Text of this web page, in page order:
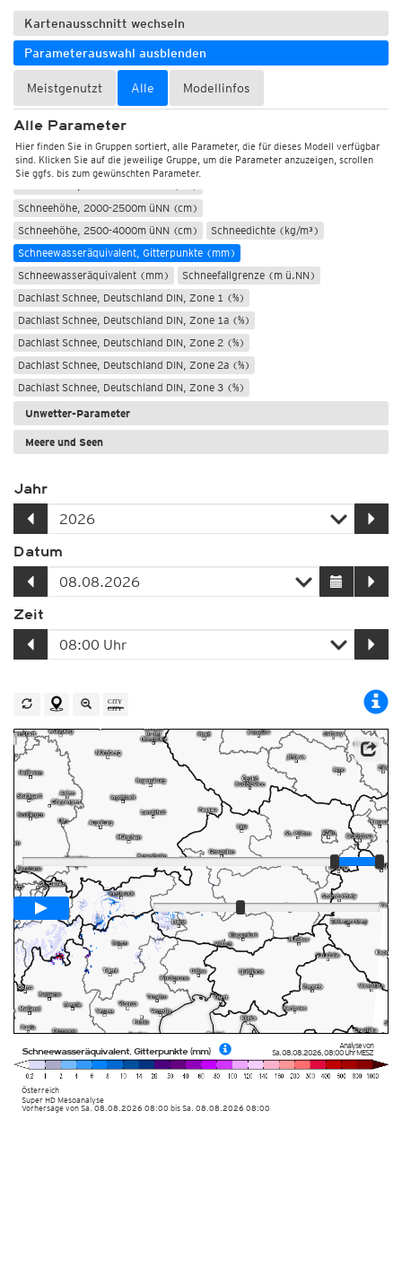
Kartenausschnitt wechseln
Parameterauswahl ausblenden
Meistgenutzt Alle Modellinfos
Alle Parameter
Hier finden Sie in Gruppen sortiert, alle Parameter, die für dieses Modell verfügbar
sind. Klicken Sie auf die jeweilige Gruppe, um die Parameter anzuzeigen, scrollen
Sie ggfs. bis zum gewünschten Parameter.
Niederschlagssumme, 6std (Schnee) (mm)
Niederschlagssumme (Schnee) (mm)
Schneehöhe (cm)
Schneehöhe, 24std-Änderung (cm)
Schneehöhe, 72std-Änderung (cm)
Schneehöhe, 0-250m üNN (cm)
Schneehöhe, 250-500m üNN (cm)
Schneehöhe, 750-1000m üNN (cm)
Schneehöhe, 500-1000m üNN (cm)
Schneehöhe, 1000-1500m üNN (cm)
Schneehöhe, 2000-2500m üNN (cm)
Schneehöhe, 2500-4000m üNN (cm)
Schneedichte (kg/m³)
Schneewasseräquivalent, Gitterpunkte (mm)
Schneewasseräquivalent (mm)
Schneefallgrenze (m ü.NN)
Dachlast Schnee, Deutschland DIN, Zone 1 (%)
Dachlast Schnee, Deutschland DIN, Zone 1a (%)
Dachlast Schnee, Deutschland DIN, Zone 2 (%)
Dachlast Schnee, Deutschland DIN, Zone 2a (%)
Dachlast Schnee, Deutschland DIN, Zone 3 (%)
Unwetter-Parameter
Meere und Seen
Jahr
Datum
Zeit
Analyse von
Sa. 08.08.2026,08:00 UhrMESZ
Österreich
Super HD Mesoanalyse
Schneewasseräquivalent, Gitterpunkte (mm)
Vorhersage von Sa. 08.08.2026 08:00 bis Sa. 08.08.2026 08:00
Player
Animationsspanne 01:00h
Schnell
Langsam